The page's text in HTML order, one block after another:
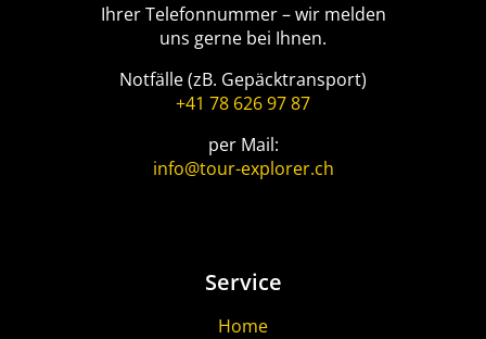
Ihrer Telefonnummer – wir melden
uns gerne bei Ihnen.
Notfälle (zB. Gepäcktransport)
+41 78 626 97 87
per Mail:
info@tour-explorer.ch
Service
Home